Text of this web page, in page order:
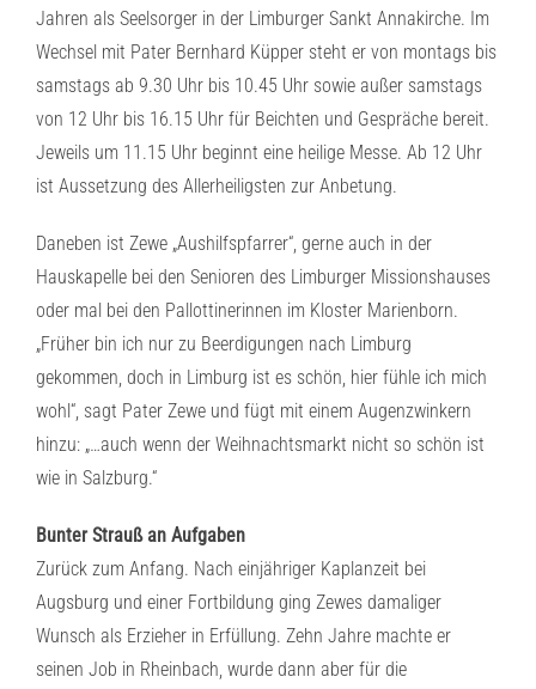
Jahren als Seelsorger in der Limburger Sankt Annakirche. Im
Wechsel mit Pater Bernhard Küpper steht er von montags bis
samstags ab 9.30 Uhr bis 10.45 Uhr sowie außer samstags
von 12 Uhr bis 16.15 Uhr für Beichten und Gespräche bereit.
Jeweils um 11.15 Uhr beginnt eine heilige Messe. Ab 12 Uhr
ist Aussetzung des Allerheiligsten zur Anbetung.
Daneben ist Zewe „Aushilfspfarrer“, gerne auch in der
Hauskapelle bei den Senioren des Limburger Missionshauses
oder mal bei den Pallottinerinnen im Kloster Marienborn.
„Früher bin ich nur zu Beerdigungen nach Limburg
gekommen, doch in Limburg ist es schön, hier fühle ich mich
wohl“, sagt Pater Zewe und fügt mit einem Augenzwinkern
hinzu: „…auch wenn der Weihnachtsmarkt nicht so schön ist
wie in Salzburg.“
Bunter Strauß an Aufgaben
Zurück zum Anfang. Nach einjähriger Kaplanzeit bei
Augsburg und einer Fortbildung ging Zewes damaliger
Wunsch als Erzieher in Erfüllung. Zehn Jahre machte er
seinen Job in Rheinbach, wurde dann aber für die